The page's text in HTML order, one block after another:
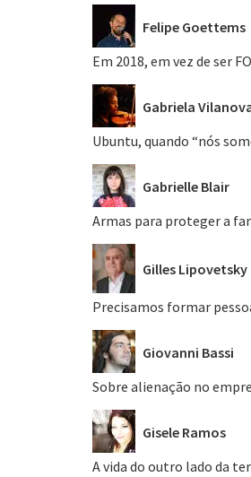
Felipe Goettems
Em 2018, em vez de ser
Gabriela
Ubuntu, quando “nós
Gabrielle Blair
Armas para proteger a
Gilles Lipovetsky
Precisamos formar
Giovanni Bassi
Sobre alienação no
Gisele Ramos
A vida do outro lado da